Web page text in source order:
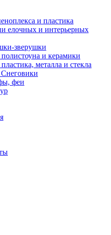
и пластика
елочных и интерьерных
зверушки
и керамики
металла и стекла
феи